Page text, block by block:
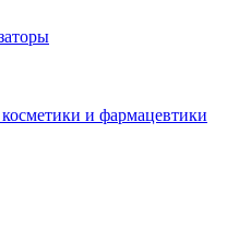
и фармацевтики